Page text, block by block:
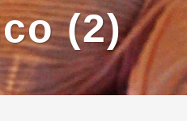
(2)